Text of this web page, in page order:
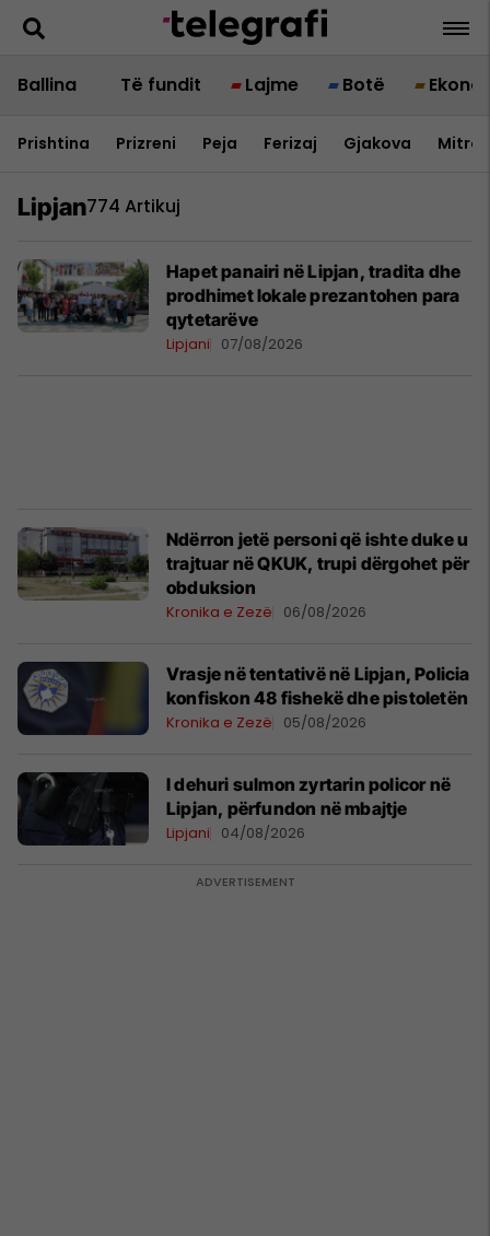
Ballina Të fundit Lajme Botë
Prishtina Prizreni Peja Ferizaj Gjakova
Lipjan774 Artikuj
Hapet panairi në Lipjan, tradita dhe
prodhimet lokale prezantohen para
qytetarëve
Lipjani 07/08/2026
Ndërron jetë personi që ishte duke u
trajtuar në QKUK, trupi dërgohet për
obduksion
Kronika e Zezë 06/08/2026
Vrasje në tentativë në Lipjan, Policia
konfiskon 48 fishekë dhe pistoletën
Kronika e Zezë 05/08/2026
I dehuri sulmon zyrtarin policor në
Lipjan, përfundon në mbajtje
Lipjani 04/08/2026